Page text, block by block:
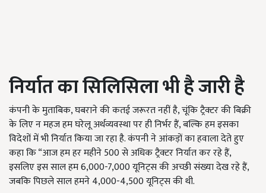
निर्यातकासिलिसिलाभीहैजारीहै
कंपनी के मुताबिक, घबराने की कतई जरूरत नहीं है, चूंकि ट्रैक्टर की बिक्री
के लिए न महज हम घरेलू अर्थव्यवस्था पर ही निर्भर हैं, बल्कि हम इसका
विदेशों में भी निर्यात किया जा रहा है. कंपनी ने आंकड़ों का हवाला देते हुए
कहा कि “आज हम हर महीने 500 से अधिक ट्रैक्टर निर्यात कर रहे हैं,
इसलिए इस साल हम 6,000-7,000 यूनिट्स की अच्छी संख्या देख रहे हैं,
जबकि पिछले साल हमने 4,000-4,500 यूनिट्स की थी.